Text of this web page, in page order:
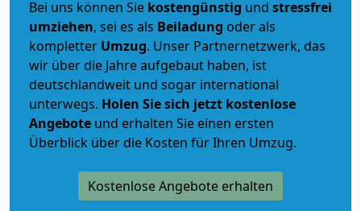
Bei uns können Sie kostengünstig und stressfrei
umziehen, sei es als Beiladung oder als
kompletter Umzug. Unser Partnernetzwerk, das
wir über die Jahre aufgebaut haben, ist
deutschlandweit und sogar international
unterwegs. Holen Sie sich jetzt kostenlose
Angebote und erhalten Sie einen ersten
Überblick über die Kosten für Ihren Umzug.
Kostenlose Angebote erhalten